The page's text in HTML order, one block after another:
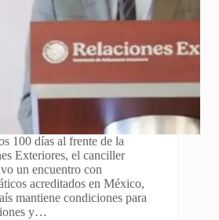
100 días al frente de la
Exteriores, el canciller
un encuentro con
acreditados en México,
mantiene condiciones para
y…